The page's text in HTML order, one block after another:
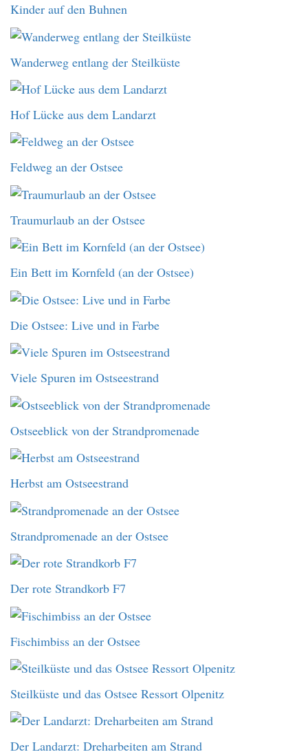
Kinder auf den Buhnen
Wanderweg entlang der Steilküste
Hof Lücke aus dem Landarzt
Feldweg an der Ostsee
Traumurlaub an der Ostsee
Ein Bett im Kornfeld (an der Ostsee)
Die Ostsee: Live und in Farbe
Viele Spuren im Ostseestrand
Ostseeblick von der Strandpromenade
Herbst am Ostseestrand
Strandpromenade an der Ostsee
Der rote Strandkorb F7
Fischimbiss an der Ostsee
Steilküste und das Ostsee Ressort Olpenitz
Der Landarzt: Dreharbeiten am Strand